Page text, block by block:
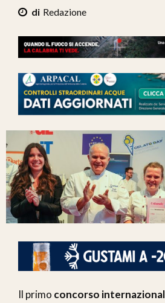
Redazione
Il primo concorso